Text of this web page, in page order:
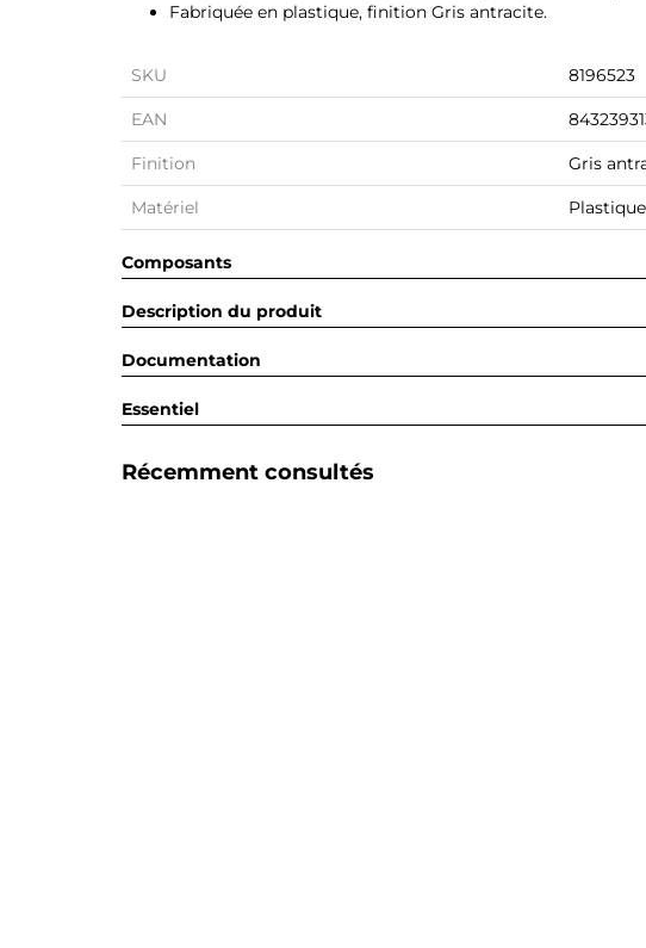
Fabriquée en plastique, finition Gris antracite.
SKU 8196523
EAN
Finition Gris
Matériel Plastique
Composants
Description du produit
Documentation
Essentiel
Récemment consultés